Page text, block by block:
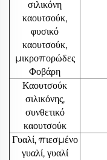
σιλικόνη
καουτσούκ,
φυσικό
καουτσούκ,
μικροπορώδες
Φοβάρη
Καουτσούκ
σιλικόνης,
συνθετικό
καουτσούκ
Γυαλί, πιεσμένο
γυαλί, γυαλί